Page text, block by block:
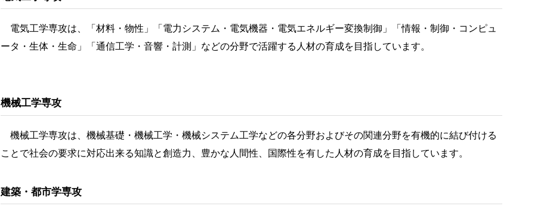
電気工学専攻は、「材料・物性」「電力システム・電気機器・電気エネルギー変換制御」「情報・制御・コンピュ
ータ・生体・生命」「通信工学・音響・計測」などの分野で活躍する人材の育成を目指しています。
機械工学専攻
機械工学専攻は、機械基礎・機械工学・機械システム工学などの各分野およびその関連分野を有機的に結び付ける
ことで社会の要求に対応出来る知識と創造力、豊かな人間性、国際性を有した人材の育成を目指しています。
建築・都市学専攻